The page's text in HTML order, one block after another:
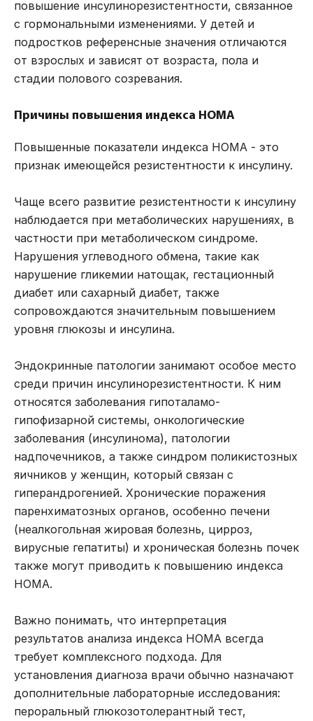
повышение инсулинорезистентности, связанное
с гормональными изменениями. У детей и
подростков референсные значения отличаются
от взрослых и зависят от возраста, пола и
стадии полового созревания.
Причины повышения индекса HOMA
Повышенные показатели индекса HOMA - это
признак имеющейся резистентности к инсулину.
Чаще всего развитие резистентности к инсулину
наблюдается при метаболических нарушениях, в
частности при метаболическом синдроме.
Нарушения углеводного обмена, такие как
нарушение гликемии натощак, гестационный
диабет или сахарный диабет, также
сопровождаются значительным повышением
уровня глюкозы и инсулина.
Эндокринные патологии занимают особое место
среди причин инсулинорезистентности. К ним
относятся заболевания гипоталамо-
гипофизарной системы, онкологические
заболевания (инсулинома), патологии
надпочечников, а также синдром поликистозных
яичников у женщин, который связан с
гиперандрогенией. Хронические поражения
паренхиматозных органов, особенно печени
(неалкогольная жировая болезнь, цирроз,
вирусные гепатиты) и хроническая болезнь почек
также могут приводить к повышению индекса
HOMA.
Важно понимать, что интерпретация
результатов анализа индекса HOMA всегда
требует комплексного подхода. Для
установления диагноза врачи обычно назначают
дополнительные лабораторные исследования:
пероральный глюкозотолерантный тест,